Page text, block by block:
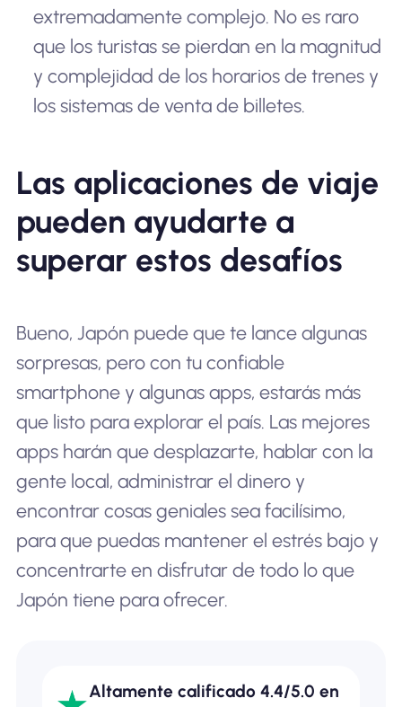
extremadamente complejo. No es raro
que los turistas se pierdan en la magnitud
y complejidad de los horarios de trenes y
los sistemas de venta de billetes.
Las aplicaciones de viaje
pueden ayudarte a
superar estos desafíos
Bueno, Japón puede que te lance algunas
sorpresas, pero con tu confiable
smartphone y algunas apps, estarás más
que listo para explorar el país. Las mejores
apps harán que desplazarte, hablar con la
gente local, administrar el dinero y
encontrar cosas geniales sea facilísimo,
para que puedas mantener el estrés bajo y
concentrarte en disfrutar de todo lo que
Japón tiene para ofrecer.
Altamente calificado 4.4/5.0 en